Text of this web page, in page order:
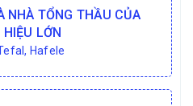
NHÀ TỔNG THẦU CỦA
LỚN
Hafele